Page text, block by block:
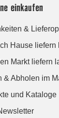
einkaufen
&
Hause liefern
Markt liefern
& Abholen im
und Kataloge